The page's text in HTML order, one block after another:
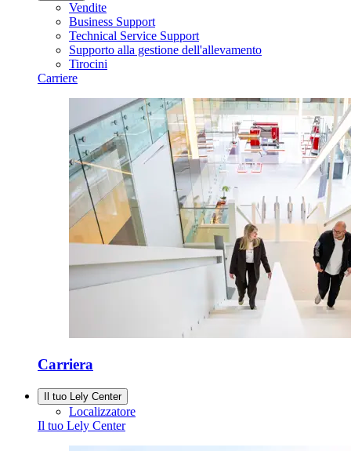
Vendite
Business Support
Technical Service Support
Supporto alla gestione dell'allevamento
Tirocini
Carriere
Carriera
Il tuo Lely Center
Localizzatore
Il tuo Lely Center